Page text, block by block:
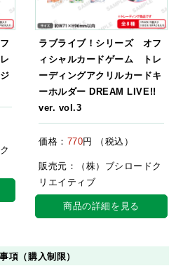
ラブライブ！シリーズ オフ
ィシャルカードゲーム トレ
ーディングアクリルカードキ
ーホルダー DREAM LIVE!!
ver. vol.3
価格： 770円 （税込）
販売元：（株）ブシロードク
リエイティブ
商品の詳細を見る
項（購入制限）